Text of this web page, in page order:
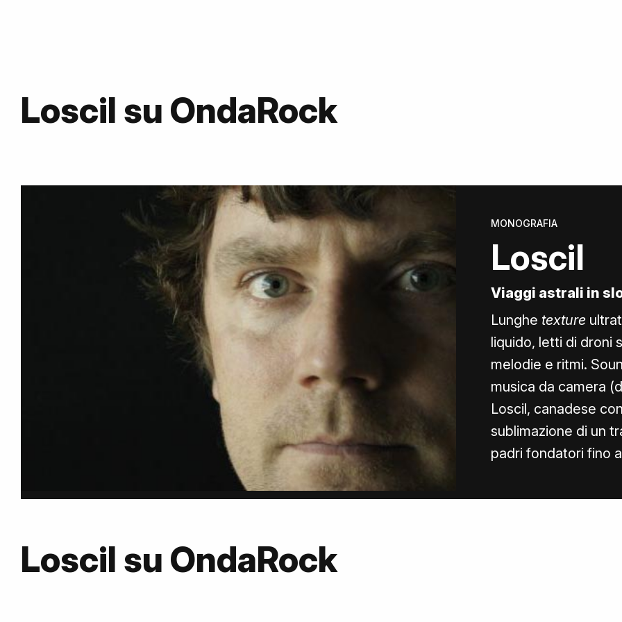
Loscil su OndaRock
MONOGRAFIA
Loscil
Viaggi astrali in
Lunghe texture
liquido, letti di droni
melodie e ritmi.
musica da camera
Loscil, canadese
sublimazione di un
padri fondatori fino
Loscil su OndaRock